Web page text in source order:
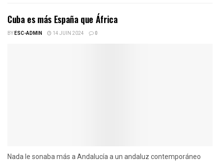
Cuba es más España que África
BYESC-ADMIN 14 JUIN 2024 0
Nada le sonaba más a Andalucía a un andaluz contemporáneo